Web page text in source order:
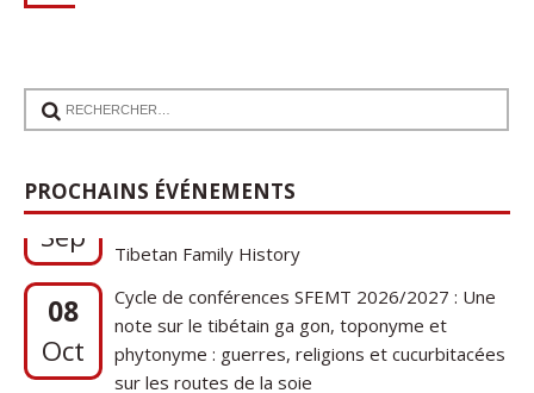
PROCHAINS ÉVÉNEMENTS
Sep
1920s Tibet to 21st-Century Darjeeling: A
08
Oct
Cycle de conférences SFEMT 2026/2027 : Une
note sur le tibétain ga gon, toponyme et
phytonyme : guerres, religions et cucurbitacées
sur les routes de la soie